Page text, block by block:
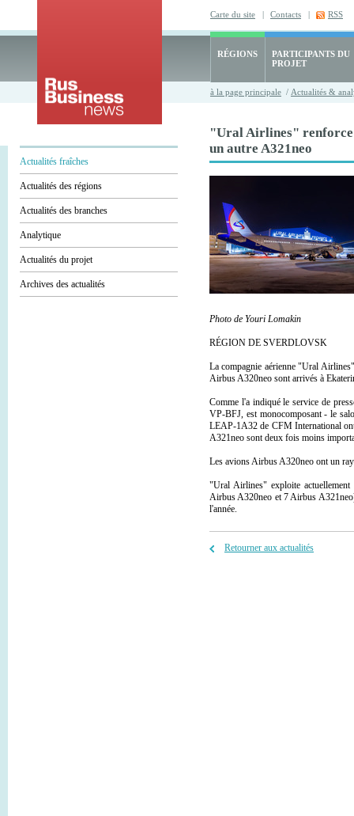
Carte du site | Contacts | RSS
RÉGIONS
PARTICIPANTS DU
PROJET
à la page principale / Actualités &
Actualités fraîches
Actualités des régions
Actualités des branches
Analytique
Actualités du projet
Archives des actualités
"Ural Airlines" renforce
un autre A321neo
Photo de Youri Lomakin
RÉGION DE SVERDLOVSK
La compagnie aérienne "Ural
Airbus A320neo sont arrivés à
Comme l'a indiqué le service de
VP-BFJ, est monocomposant - le
LEAP-1A32 de CFM International
A321neo sont deux fois moins
Les avions Airbus A320neo ont un
"Ural Airlines" exploite
Airbus A320neo et 7 Airbus
l'année.
Retourner aux actualités